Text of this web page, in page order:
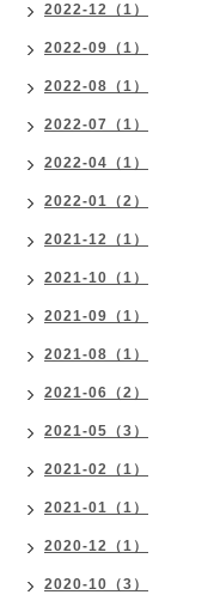
2022-12（1）
2022-09（1）
2022-08（1）
2022-07（1）
2022-04（1）
2022-01（2）
2021-12（1）
2021-10（1）
2021-09（1）
2021-08（1）
2021-06（2）
2021-05（3）
2021-02（1）
2021-01（1）
2020-12（1）
2020-10（3）